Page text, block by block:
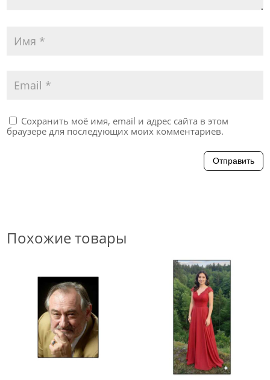
Сохранить моё имя, email и адрес сайта в этом
браузере для последующих моих комментариев.
Отправить
Похожие товары